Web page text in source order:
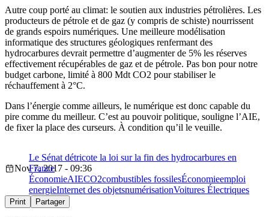
Autre coup porté au climat: le soutien aux industries pétrolières. Les
producteurs de pétrole et de gaz (y compris de schiste) nourrissent
de grands espoirs numériques. Une meilleure modélisation
informatique des structures géologiques renfermant des
hydrocarbures devrait permettre d’augmenter de 5% les réserves
effectivement récupérables de gaz et de pétrole. Pas bon pour notre
budget carbone, limité à 800 Mdt CO2 pour stabiliser le
réchauffement à 2°C.
Dans l’énergie comme ailleurs, le numérique est donc capable du
pire comme du meilleur. C’est au pouvoir politique, souligne l’AIE,
de fixer la place des curseurs. À condition qu’il le veuille.
Le Sénat détricote la loi sur la fin des hydrocarbures en
France
Nov 7, 2017 - 09:36
ÉconomieAIECO2combustibles fossilesÉconomieemploi
energieInternet des objetsnumérisationVoitures Électriques
Print Partager